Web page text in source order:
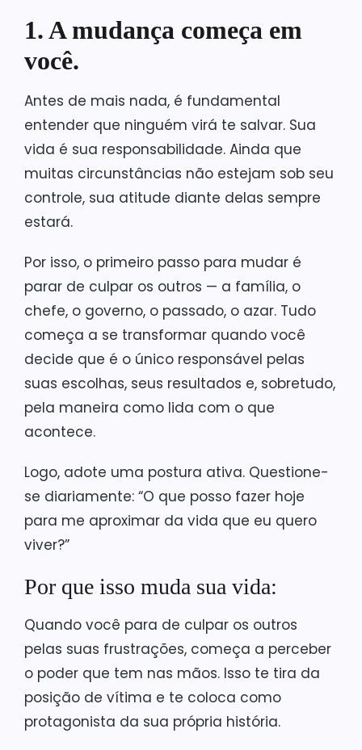
1. A mudança começa em
você.
Antes de mais nada, é fundamental
entender que ninguém virá te salvar. Sua
vida é sua responsabilidade. Ainda que
muitas circunstâncias não estejam sob seu
controle, sua atitude diante delas sempre
estará.
Por isso, o primeiro passo para mudar é
parar de culpar os outros — a família, o
chefe, o governo, o passado, o azar. Tudo
começa a se transformar quando você
decide que é o único responsável pelas
suas escolhas, seus resultados e, sobretudo,
pela maneira como lida com o que
acontece.
Logo, adote uma postura ativa. Questione-
se diariamente: “O que posso fazer hoje
para me aproximar da vida que eu quero
viver?”
Por que isso muda sua vida:
Quando você para de culpar os outros
pelas suas frustrações, começa a perceber
o poder que tem nas mãos. Isso te tira da
posição de vítima e te coloca como
protagonista da sua própria história.